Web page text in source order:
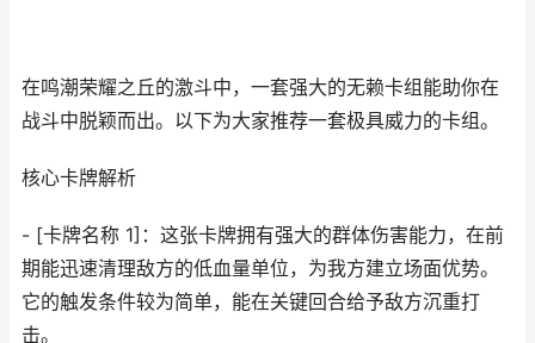
在鸣潮荣耀之丘的激斗中，一套强大的无赖卡组能助你在
战斗中脱颖而出。以下为大家推荐一套极具威力的卡组。
核心卡牌解析
- [卡牌名称 1]：这张卡牌拥有强大的群体伤害能力，在前
期能迅速清理敌方的低血量单位，为我方建立场面优势。
它的触发条件较为简单，能在关键回合给予敌方沉重打
击。